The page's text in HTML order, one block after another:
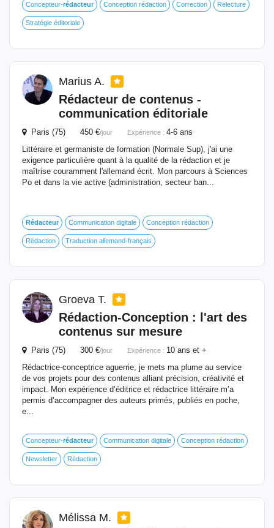
Concepteur-rédacteur Conception rédaction Correction Relecture
Stratégie éditoriale
Marius A.
Rédacteur de contenus -
communication éditoriale
Paris (75) 450 €/jour Expérience : 4-6 ans
Littéraire et germaniste de formation (Normale Sup), j'ai une
exigence particulière quant à la qualité de la rédaction et je
maîtrise couramment l'allemand écrit. Mon parcours à Sciences
Po et dans la vie active (administration, secteur ban...
Rédacteur Communication digitale Conception rédaction
Rédaction Traduction allemand-français
Groeva T.
Rédaction-Conception : l'art des
contenus sur mesure
Paris (75) 300 €/jour Expérience : 10 ans et +
Rédactrice-conceptrice aguerrie, je mets ma plume au service
de vos projets pour des contenus alliant précision, créativité et
impact. Mon expérience d’éditrice et rédactrice littéraire m’a
permis d’accompagner des auteurs primés, publiés en poche,
e...
Concepteur-rédacteur Communication digitale Conception rédaction
Newsletter Rédaction
Mélissa M.